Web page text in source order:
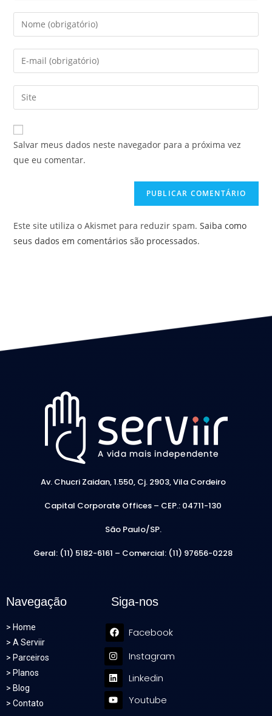
Salvar meus dados neste navegador para a próxima vez
que eu comentar.
Este site utiliza o Akismet para reduzir spam.Saiba como
seus dados em comentários são processados.
Av. Chucri Zaidan, 1.550, Cj. 2903, Vila Cordeiro
Capital Corporate Offices – CEP.: 04711-130
São Paulo/SP.
Geral: (11) 5182-6161 – Comercial: (11) 97656-0228
Navegação
> Home
> A Serviir
> Parceiros
> Planos
> Blog
> Contato
Siga-nos
Facebook
Instagram
Linkedin
Youtube